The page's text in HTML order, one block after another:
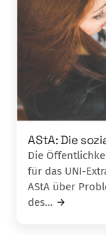
AStA: Die
Die
für das UNI-
AStA über
des…